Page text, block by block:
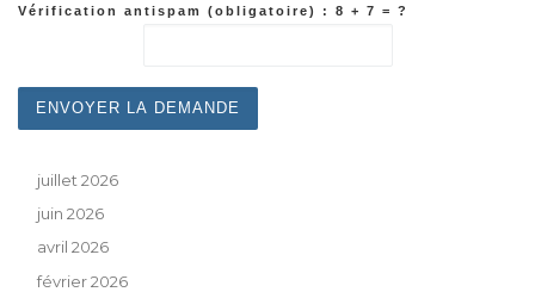
Vérification antispam (obligatoire) : 8 + 7 = ?
juillet 2026
juin 2026
avril 2026
février 2026